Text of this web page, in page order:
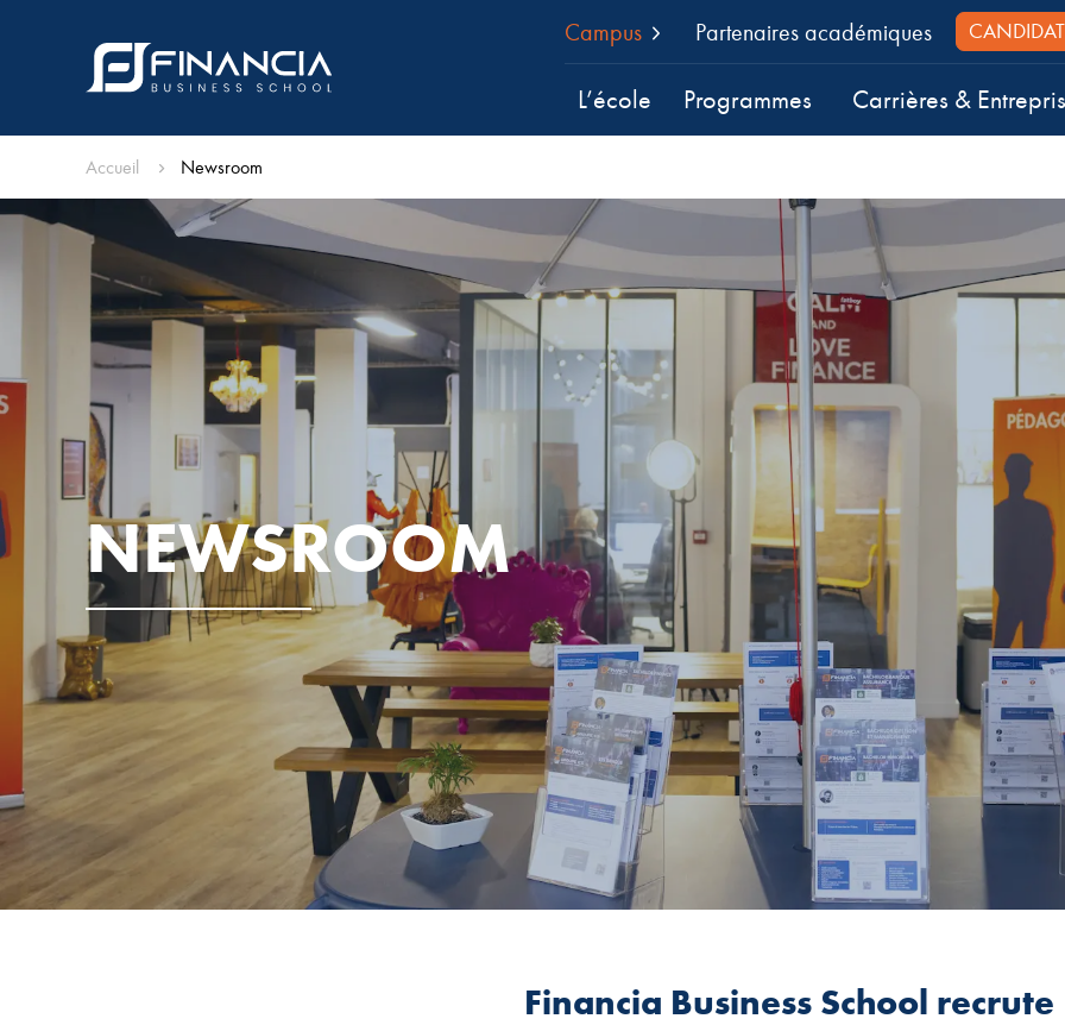
Campus Partenaires académiques
L’école Programmes Carrières &
Accueil Newsroom
NEWSROOM
Financia Business School recrute